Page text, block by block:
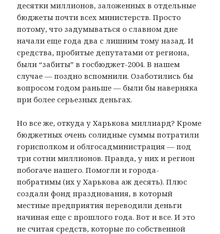
десятки миллионов, заложенных в отдельные
бюджеты почти всех министерств. Просто
потому, что задумываться о славном дне
начали еще года два с лишним тому назад. И
средства, пробитые депутатами от региона,
были “забиты” в госбюджет-2004. В нашем
случае — поздно вспомнили. Озаботились бы
вопросом годом раньше — были бы наверняка
при более серьезных деньгах.
Но все же, откуда у Харькова миллиард? Кроме
бюджетных очень солидные суммы потратили
горисполком и облгосадминистрация — под
три сотни миллионов. Правда, у них и регион
побогаче нашего. Помогли и города-
побратимы (их у Харькова аж десять). Плюс
создали фонд празднования, в который
местные предприятия переводили деньги
начиная еще с прошлого года. Вот и все. И это
не считая средств, которые по собственной